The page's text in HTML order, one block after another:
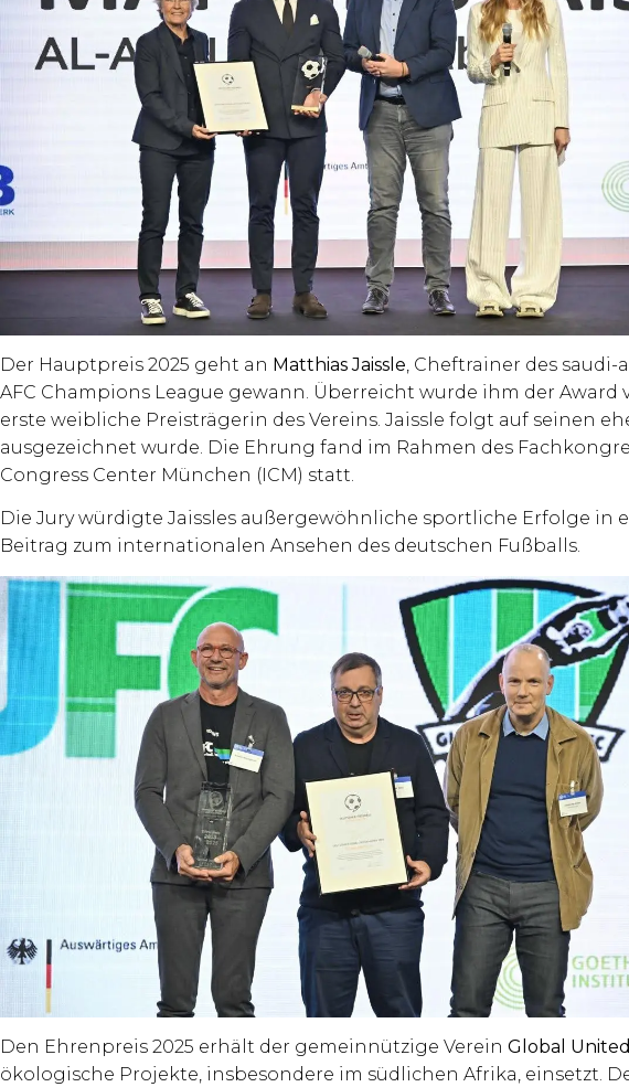
Der Hauptpreis 2025 geht an Matthias Jaissle, Cheftrainer des
AFC Champions League gewann. Überreicht wurde ihm der Award
erste weibliche Preisträgerin des Vereins. Jaissle folgt auf seinen
ausgezeichnet wurde. Die Ehrung fand im Rahmen des
Congress Center München (ICM) statt.
Die Jury würdigte Jaissles außergewöhnliche sportliche Erfolge
Beitrag zum internationalen Ansehen des deutschen Fußballs.
Den Ehrenpreis 2025 erhält der gemeinnützige Verein Global
ökologische Projekte, insbesondere im südlichen Afrika, einsetzt.